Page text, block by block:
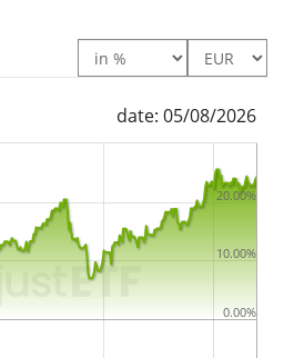
20/35 UCITS ETF CHF acc is a
Euro assets under
date: 05/08/2026
0.00%
10.00%
20.00%